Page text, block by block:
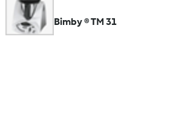
Bimby ® TM 31